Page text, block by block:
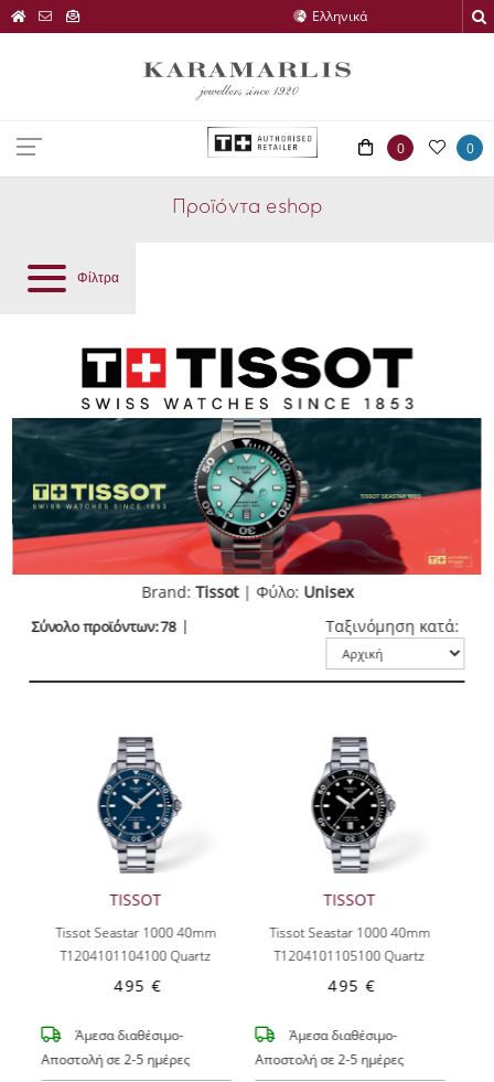
0 0
Προϊόντα eshop
Φίλτρα
Brand: Tissot| Φύλο: Unisex
Σύνολο προϊόντων: 78 Ταξινόμηση κατά:
TISSOT
Tissot Seastar 1000 40mm
T1204101104100Quartz
495 €
Άμεσα διαθέσιμο-
Αποστολή σε 2-5 ημέρες
TISSOT
Tissot Seastar 1000 40mm
T1204101105100Quartz
495 €
Άμεσα διαθέσιμο-
Αποστολή σε 2-5 ημέρες